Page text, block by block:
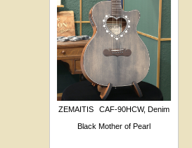
ZEMAITIS
CAF-90HCW, Denim
Black Mother of Pearl